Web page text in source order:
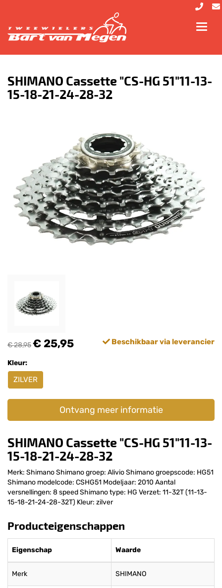
SHIMANO Cassette "CS-HG 51"11-13-
15-18-21-24-28-32
€ 28,95€ 25,95 Beschikbaar via leverancier
Kleur:
ZILVER
Ontvang meer informatie
SHIMANO Cassette "CS-HG 51"11-13-
15-18-21-24-28-32
Merk: Shimano Shimano groep: Alivio Shimano groepscode: HG51
Shimano modelcode: CSHG51 Modeljaar: 2010 Aantal
versnellingen: 8 speed Shimano type: HG Verzet: 11-32T (11-13-
15-18-21-24-28-32T) Kleur: zilver
Producteigenschappen
Eigenschap Waarde
Merk SHIMANO